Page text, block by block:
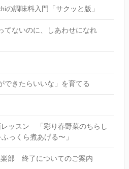
の調味料入門「サクッと版」
てないのに、しあわせになれ
できたらいいな」を育てる
レッスン 「彩り春野菜のちらし
っくら煮あげる〜」
楽部 終了についてのご案内